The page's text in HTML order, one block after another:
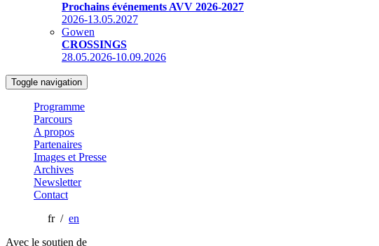
Prochains événements AVV 2026-2027
2026-13.05.2027
Gowen
CROSSINGS
28.05.2026-10.09.2026
Toggle navigation
Programme
Parcours
A propos
Partenaires
Images et Presse
Archives
Newsletter
Contact
fr / en
Avec le soutien de